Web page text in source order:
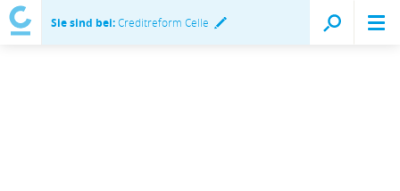
Sie sind bei:Creditreform Celle